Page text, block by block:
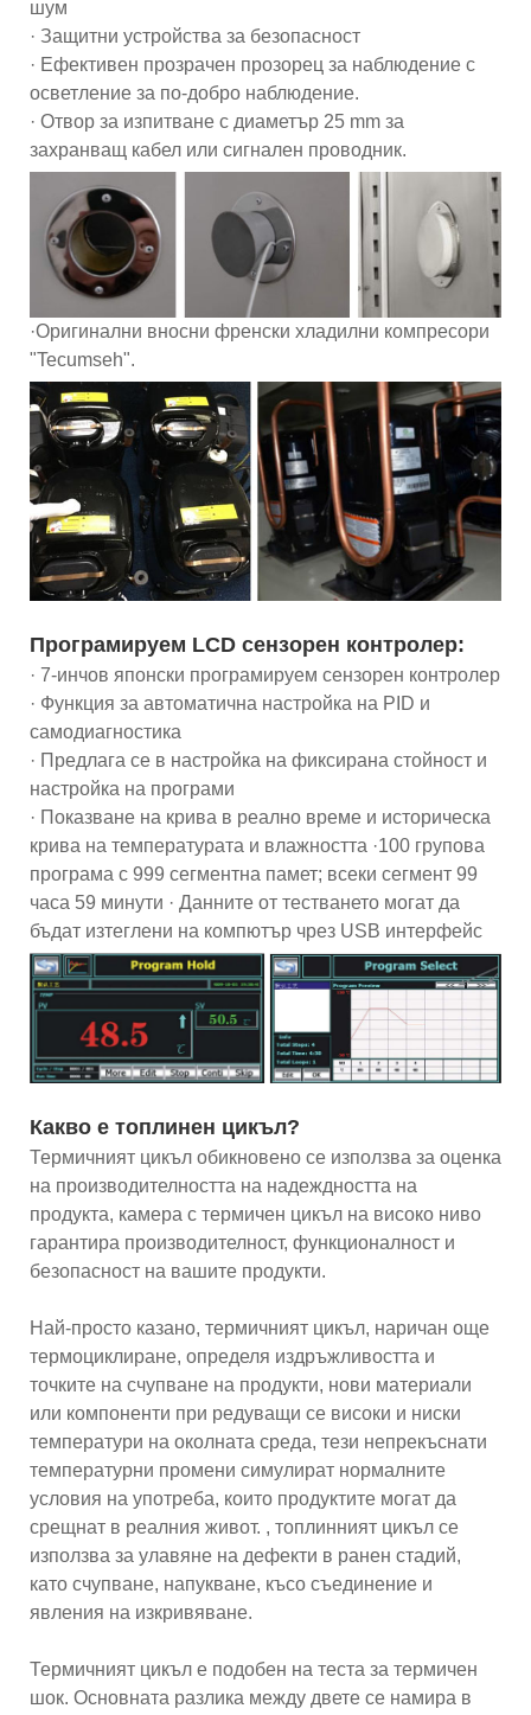
шум
· Защитни устройства за безопасност
· Ефективен прозрачен прозорец за наблюдение с
осветление за по-добро наблюдение.
· Отвор за изпитване с диаметър 25 mm за
захранващ кабел или сигнален проводник.
·Оригинални вносни френски хладилни компресори
"Tecumseh".
Програмируем LCD сензорен контролер:
· 7-инчов японски програмируем сензорен контролер
· Функция за автоматична настройка на PID и
самодиагностика
· Предлага се в настройка на фиксирана стойност и
настройка на програми
· Показване на крива в реално време и историческа
крива на температурата и влажността ·100 групова
програма с 999 сегментна памет; всеки сегмент 99
часа 59 минути · Данните от тестването могат да
бъдат изтеглени на компютър чрез USB интерфейс
Какво е топлинен цикъл?
Термичният цикъл обикновено се използва за оценка
на производителността на надеждността на
продукта, камера с термичен цикъл на високо ниво
гарантира производителност, функционалност и
безопасност на вашите продукти.
Най-просто казано, термичният цикъл, наричан още
термоциклиране, определя издръжливостта и
точките на счупване на продукти, нови материали
или компоненти при редуващи се високи и ниски
температури на околната среда, тези непрекъснати
температурни промени симулират нормалните
условия на употреба, които продуктите могат да
срещнат в реалния живот. , топлинният цикъл се
използва за улавяне на дефекти в ранен стадий,
като счупване, напукване, късо съединение и
явления на изкривяване.
Термичният цикъл е подобен на теста за термичен
шок. Основната разлика между двете се намира в